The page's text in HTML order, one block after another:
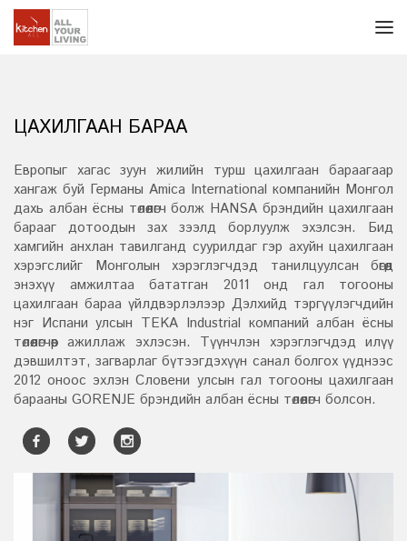
ЦАХИЛГААН БАРАА
Европыг хагас зуун жилийн турш цахилгаан бараагаар
хангаж буй Германы Amica International компанийн Монгол
дахь албан ёсны төлөөлөгч болж HANSA брэндийн цахилгаан
барааг дотоодын зах зээлд борлуулж эхэлсэн. Бид
хамгийн анхлан тавилганд суурилдаг гэр ахуйн цахилгаан
хэрэгслийг Монголын хэрэглэгчдэд танилцуулсан бөгөөд
энэхүү амжилтаа бататган 2011 онд гал тогооны
цахилгаан бараа үйлдвэрлэлээр Дэлхийд тэргүүлэгчдийн
нэг Испани улсын TEKA Industrial компаний албан ёсны
төлөөлөгчөөр ажиллаж эхлэсэн. Түүнчлэн хэрэглэгчдэд илүү
дэвшилтэт, загварлаг бүтээгдэхүүн санал болгох үүднээс
2012 оноос эхлэн Словени улсын гал тогооны цахилгаан
барааны GORENJE брэндийн албан ёсны төлөөлөгч болсон.